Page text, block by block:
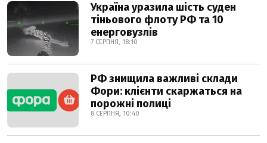
Україна уразила шість суден
тіньового флоту РФ та 10
енерговузлів
7 СЕРПНЯ, 18:10
РФ знищила важливі склади
Фори: клієнти скаржаться на
порожні полиці
8 СЕРПНЯ, 10:40